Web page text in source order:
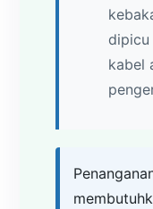
dipicu
kabel